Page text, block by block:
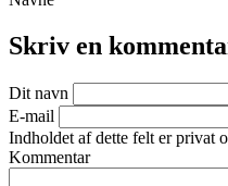
Skriv en
Dit navn
E-mail
Indholdet af dette felt er privat
Kommentar